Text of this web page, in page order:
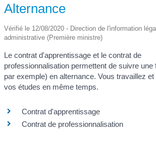
Alternance
Vérifié le 12/08/2020 - Direction de l'information
administrative (Première ministre)
Le contrat d'apprentissage et le contrat de
professionnalisation permettent de suivre une
par exemple) en alternance. Vous travaillez
vos études en même temps.
Contrat d'apprentissage
Contrat de professionnalisation